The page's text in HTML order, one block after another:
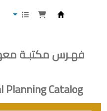
فهـرس مكتبـة
Catalog